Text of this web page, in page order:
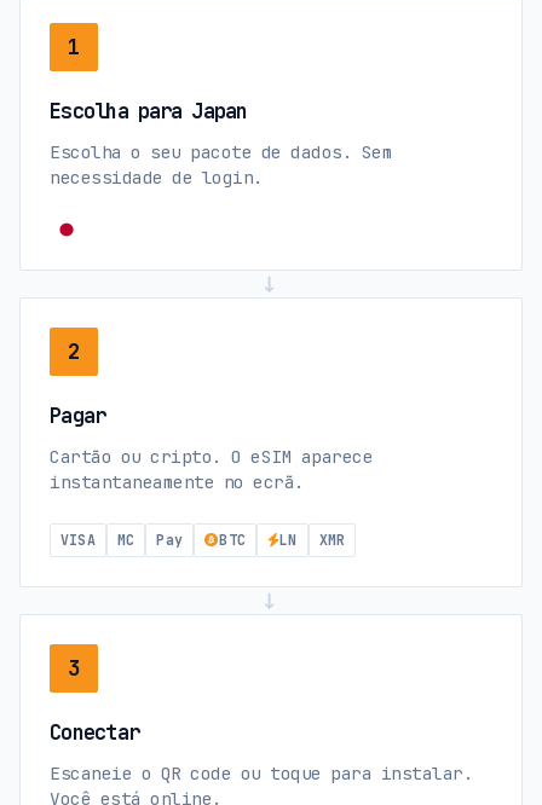
1
Escolha para Japan
Escolha o seu pacote de dados. Sem
necessidade de login.
→
2
Pagar
Cartão ou cripto. O eSIM aparece
instantaneamente no ecrã.
VISA MC Pay BTC LN XMR
→
3
Conectar
Escaneie o QR code ou toque para instalar.
Você está online.